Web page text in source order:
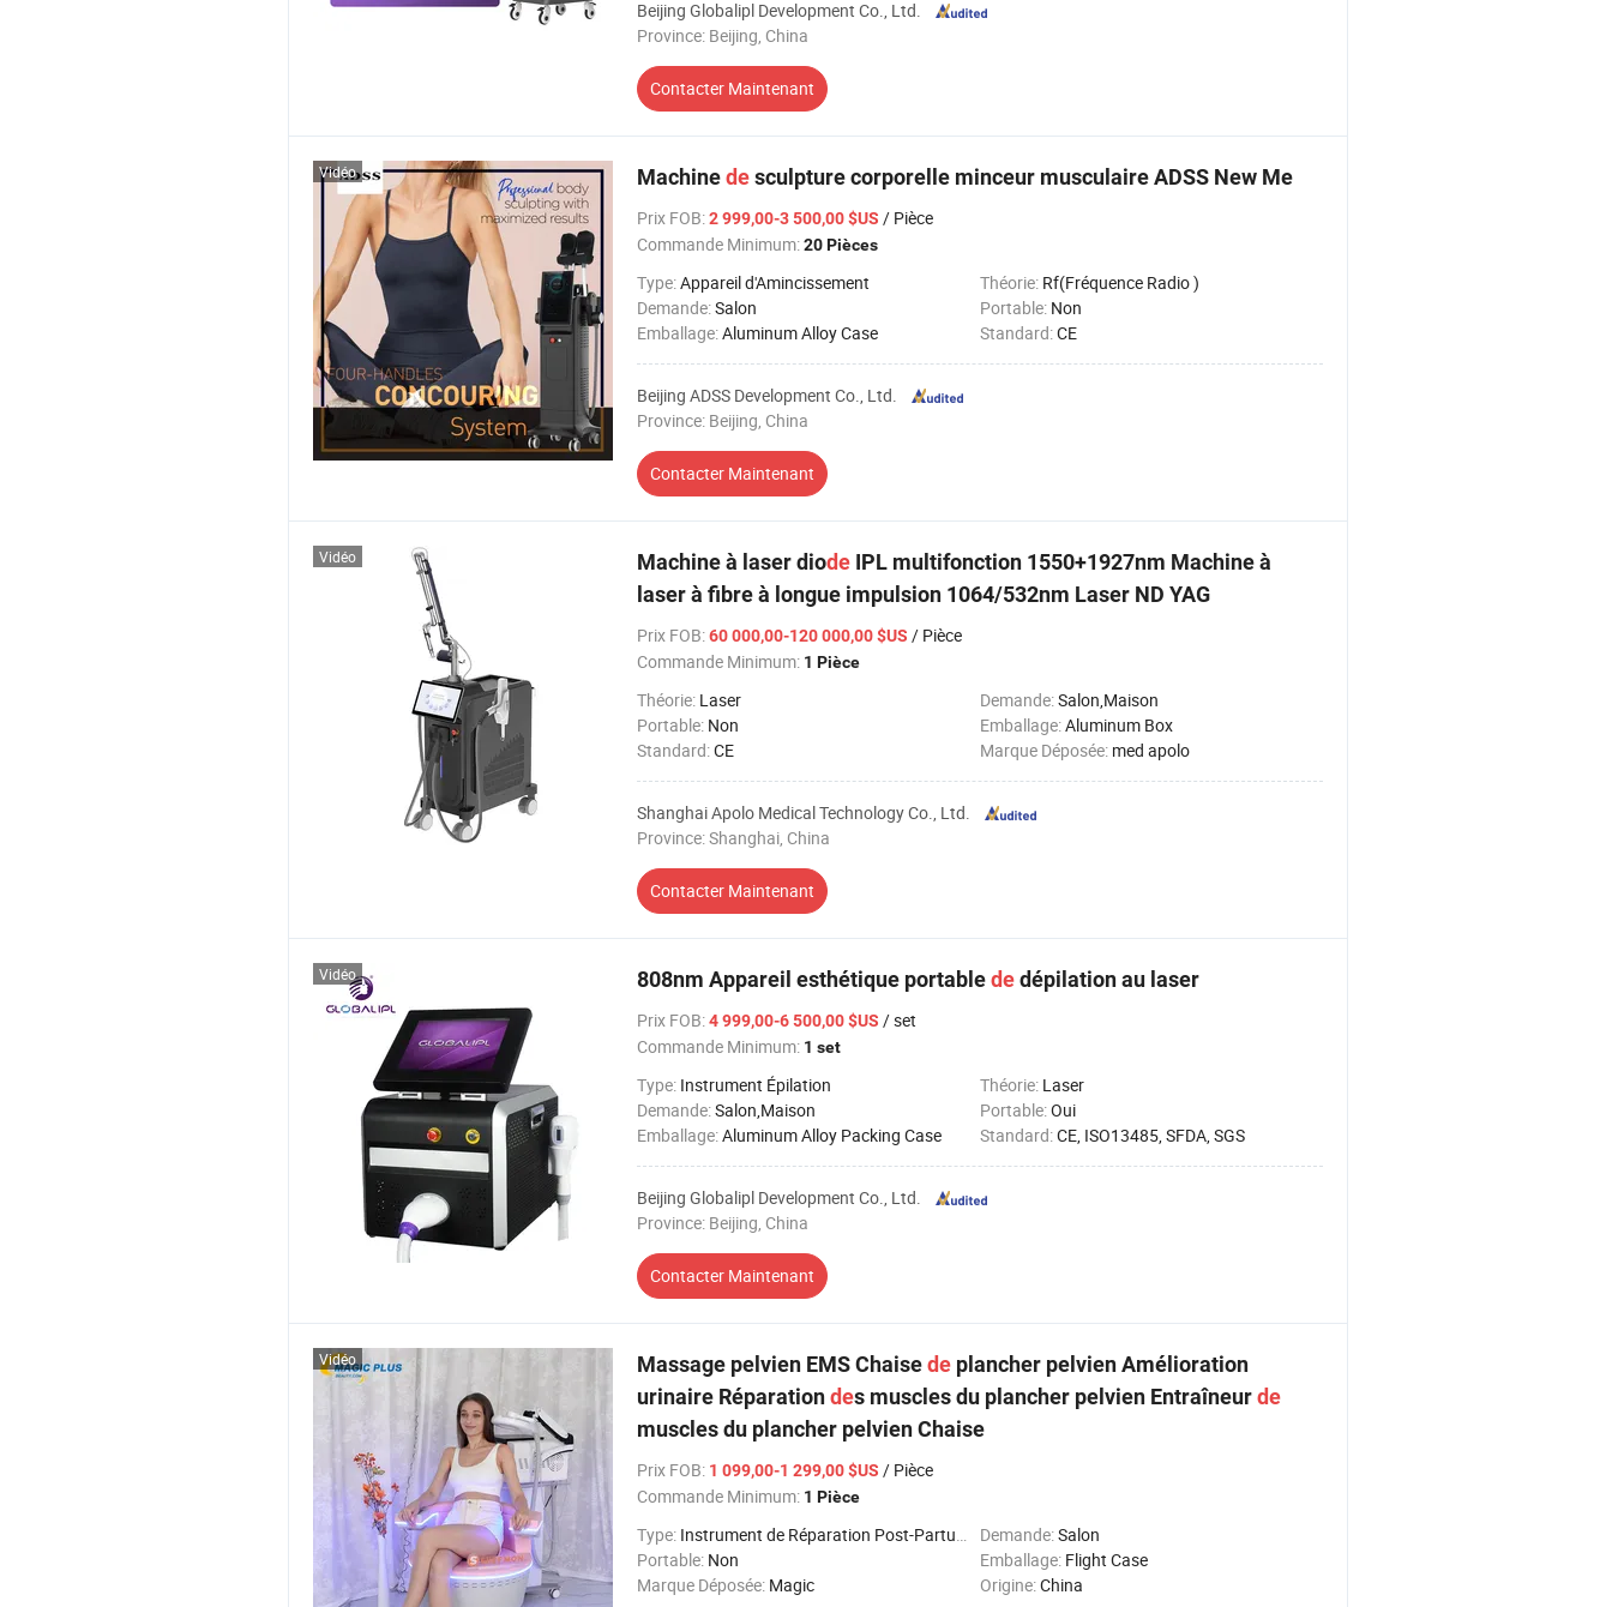
Beijing Globalipl Development Co., Ltd.
Province: Beijing, China
Contacter Maintenant
Machinedesculpture corporelle minceur musculaire ADSS New Me
Prix FOB:2 999,00-3 500,00 $US / Pièce
Commande Minimum:20 Pièces
Type:Appareil d'Amincissement Théorie: Rf(Fréquence Radio )
Demande:Salon Portable: Non
Emballage:Aluminum Alloy Case Standard:CE
Beijing ADSS Development Co., Ltd.
Province: Beijing, China
Contacter Maintenant
Vidéo
Machine à laser diode IPL multifonction 1550+1927nm Machine à
laser à fibre à longue impulsion 1064/532nm Laser ND YAG
Prix FOB:60 000,00-120 000,00 $US / Pièce
Commande Minimum: 1 Pièce
Théorie: Laser Demande:Salon,Maison
Portable: Non Emballage:Aluminum Box
Standard:CE Marque Déposée: med apolo
Shanghai Apolo Medical Technology Co., Ltd.
Province: Shanghai, China
Contacter Maintenant
Vidéo
808nm Appareil esthétique portablededépilation au laser
Prix FOB:4 999,00-6 500,00 $US / set
Commande Minimum: 1 set
Type: Instrument Épilation Théorie: Laser
Demande:Salon,Maison Portable:Oui
Emballage:Aluminum Alloy Packing Case Standard:CE, ISO13485, SFDA, SGS
Beijing Globalipl Development Co., Ltd.
Province: Beijing, China
Contacter Maintenant
Vidéo
Massage pelvien EMS Chaisede plancher pelvien Amélioration
urinaire Réparationdes muscles du plancher pelvien Entraîneurde
muscles du plancher pelvien Chaise
Prix FOB: 1 099,00-1 299,00 $US / Pièce
Commande Minimum: 1 Pièce
Type: Instrument de Réparation Post-Partum Demande:Salon
Portable: Non Emballage: Flight Case
Marque Déposée: Magic Origine:China
Vidéo